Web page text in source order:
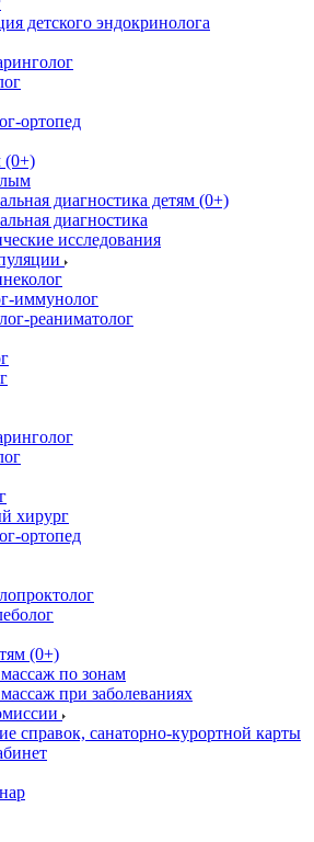
детского эндокринолога
ортопед
(0+)
диагностика детям (0+)
диагностика
исследования
иммунолог
реаниматолог
хирург
ортопед
(0+)
по зонам
при заболеваниях
справок, санаторно-курортной карты